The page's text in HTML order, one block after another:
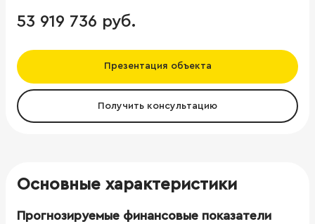
53 919 736 руб.
Презентация объекта
Получить консультацию
Основные характеристики
Прогнозируемые финансовые показатели